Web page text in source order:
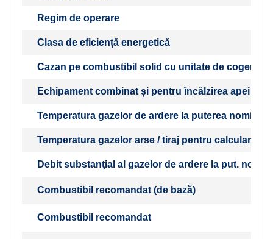
Regim de operare
Clasa de eficiență energetică
Cazan pe combustibil solid cu unitate de
Echipament combinat și pentru încălzirea apei
Temperatura gazelor de ardere la puterea nominală
Temperatura gazelor arse / tiraj pentru calcularea
Debit substanţial al gazelor de ardere la put.
Combustibil recomandat (de bază)
Combustibil recomandat